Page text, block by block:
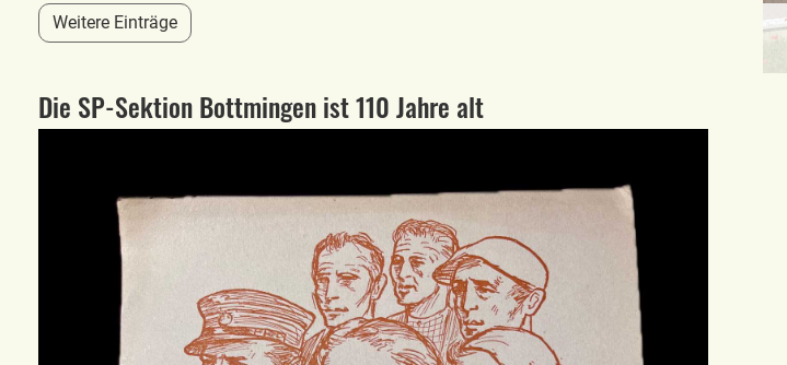
Weitere Einträge
Die SP-Sektion Bottmingen ist 110 Jahre alt